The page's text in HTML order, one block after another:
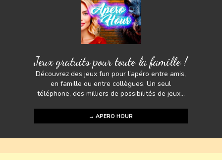
Jeux gratuits pour toute la famille !
Découvrez des jeux fun pour l’apéro entre amis,
en famille ou entre collègues. Un seul
téléphone, des milliers de possibilités de jeux...
→ APERO HOUR